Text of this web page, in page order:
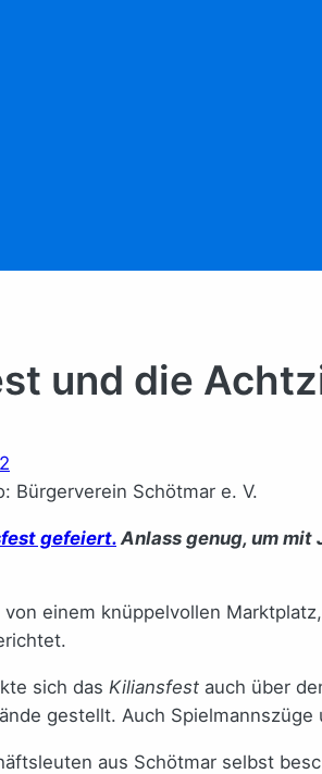
und die
Bürgerverein Schötmar e. V.
gefeiert. Anlass genug, um
einem knüppelvollen
sich das Kiliansfest auch über
gestellt. Auch
aus Schötmar selbst